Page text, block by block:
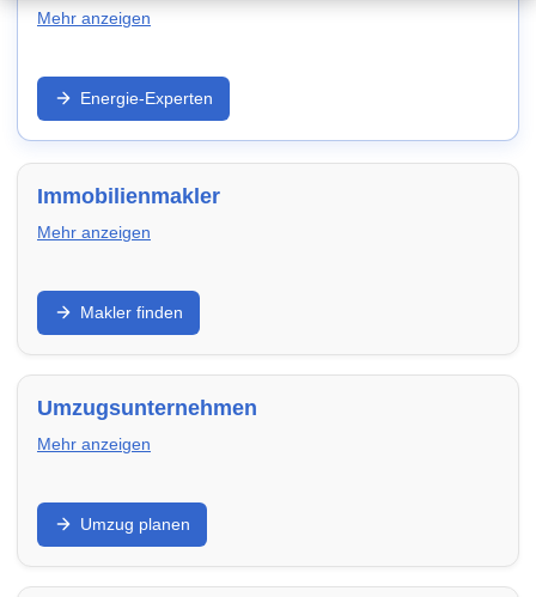
Mehr anzeigen
Strom/Gas, Wärmepumpe, PV und Effizienz: Entdecke
Anbieter und Experten in Weimar – für niedrigere
laufende Kosten und zukunftssichere Modernisierung.
Energie-Experten
Immobilienmakler
Mehr anzeigen
Verkauf, Vermietung, Bewertung und Vermarktung:
Finde Makler in Weimar, die Objektaufnahme, Exposé,
Besichtigungen und Verhandlung professionell
Makler finden
Umzugsunternehmen
Mehr anzeigen
Privatumzug, Transport, Verpackung und Montage:
Vergleiche Umzugsfirmen in Weimar – transparent,
terminsicher und passend zu deinem Umfang.
Umzug planen